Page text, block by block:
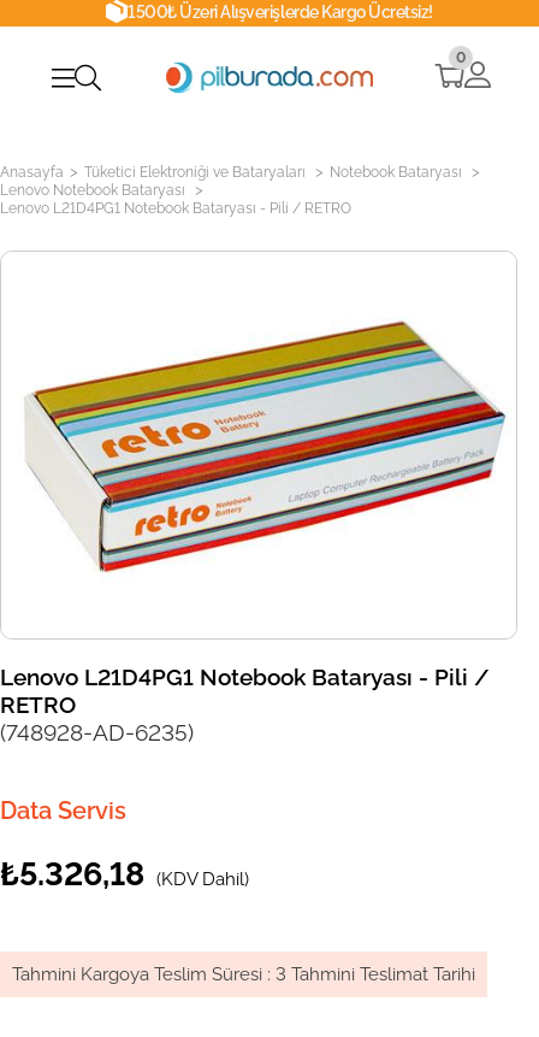
1500₺ Üzeri Alışverişlerde Kargo Ücretsiz!
0
Anasayfa > Tüketici Elektroniği ve Bataryaları > Notebook Bataryası >
Lenovo Notebook Bataryası >
Lenovo L21D4PG1 Notebook Bataryası - Pili / RETRO
Lenovo L21D4PG1 Notebook Bataryası - Pili /
RETRO
(748928-AD-6235)
Data Servis
₺5.326,18 (KDV Dahil)
Tahmini Kargoya Teslim Süresi : 3 Tahmini Teslimat Tarihi